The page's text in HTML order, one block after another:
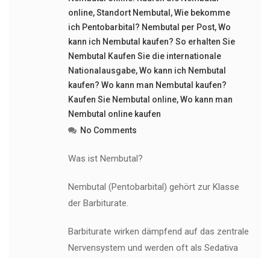
online,Standort Nembutal ,Wie bekomme
ich Pentobarbital? Nembutal per Post,Wo
kann ich Nembutal kaufen? So erhalten Sie
Nembutal Kaufen Sie die internationale
Nationalausgabe,Wo kann ich Nembutal
kaufen? Wo kann man Nembutal kaufen?
Kaufen Sie Nembutal online,Wo kann man
Nembutal online kaufen
No Comments
Was ist Nembutal?
Nembutal (Pentobarbital) gehört zur Klasse
der Barbiturate.
Barbiturate wirken dämpfend auf das zentrale
Nervensystem und werden oft als Sedativa